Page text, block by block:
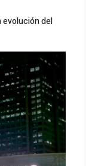
evolución del